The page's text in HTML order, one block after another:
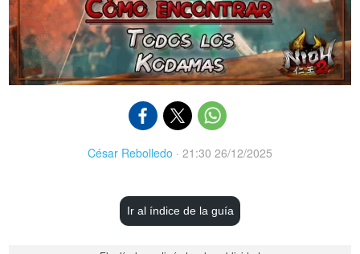
César Rebolledo · 21:30 26/12/2025
Ir al índice de la guía